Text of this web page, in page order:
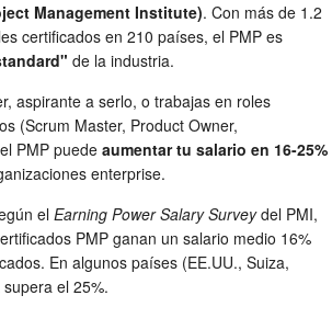
Management Institute). Con más de 1.2
certificados en 210 países, el PMP es
de la industria.
aspirante a serlo, o trabajas en roles
(Scrum Master, Product Owner,
PMP puede aumentar tu salario en 16-25%
enterprise.
elEarning Power Salary Surveydel PMI,
PMP ganan un salario medio 16%
En algunos países (EE.UU., Suiza,
el 25%.